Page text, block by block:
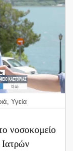
,Υγεία
νοσοκομείο